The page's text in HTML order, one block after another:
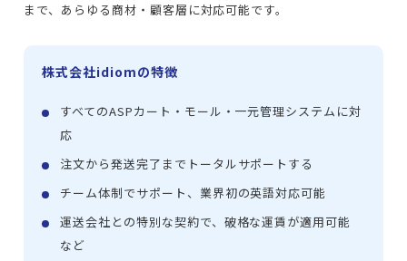
まで、あらゆる商材・顧客層に対応可能です。
株式会社idiomの特徴
すべてのASPカート・モール・一元管理システムに対
応
注文から発送完了までトータルサポートする
チーム体制でサポート、業界初の英語対応可能
運送会社との特別な契約で、破格な運賃が適用可能
など